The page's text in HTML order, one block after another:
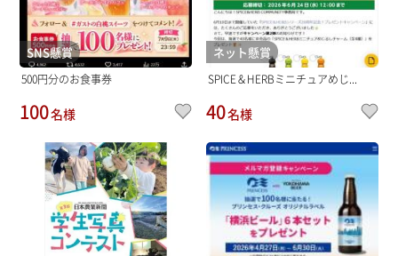
SNS懸賞
500円分のお食事券
100名様
ネット懸賞
SPICE＆HERBミニチュアめじ...
40名様